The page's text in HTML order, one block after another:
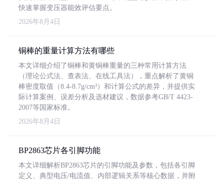
快速掌握变压器能效评估要点。
2026年8月4日
铜棒的重量计算方法有哪些
本文详细介绍了铜棒和黄铜棒重量的三种常用计算方法
（理论公式法、查表法、在线工具法），重点解析了黄铜
棒密度取值（8.4-8.7g/cm³）和计算公式的差异，并提供实
际计算案例、误差分析及选材建议，数据参考GB/T 4423-
2007等国家标准。
2026年8月4日
BP2863芯片各引脚功能
本文详细解析BP2863芯片的引脚功能及参数，包括各引脚
定义、典型电压/电流值、内部逻辑关系等核心数据，并附